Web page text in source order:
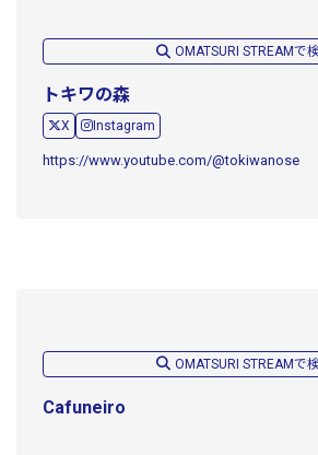
OMATSURI STREAMで
トキワの森
X Instagram
https://www.youtube.com/@tokiwanose
OMATSURI STREAMで
Cafuneiro